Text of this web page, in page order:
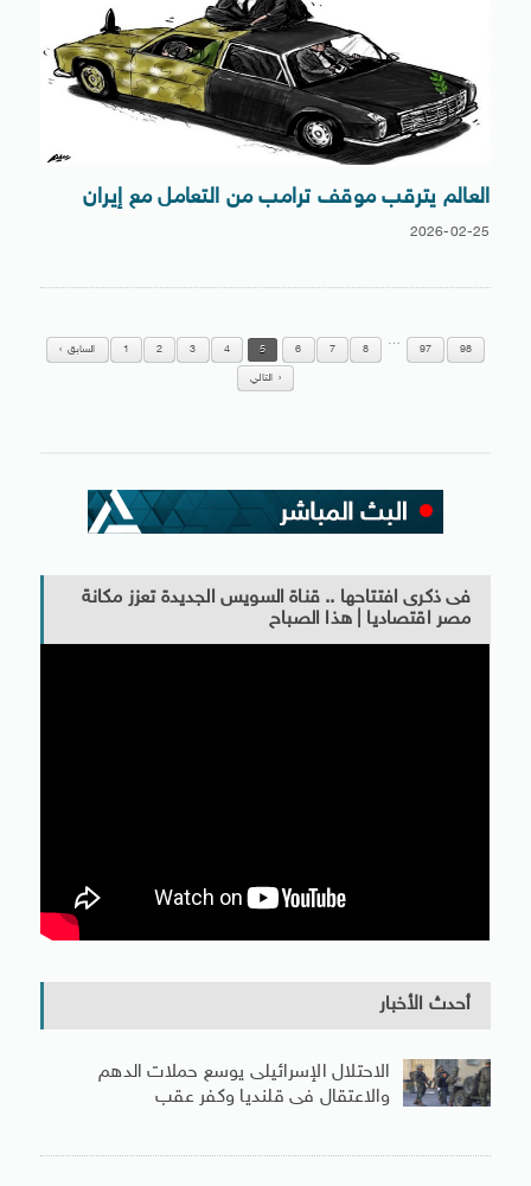
العالم يترقب موقف ترامب من التعامل مع إيران
2026-02-25
السابق 1 2 3 4 5 6 7 8
…
97 98
التالي
فى ذكرى افتتاحها .. قناة السويس الجديدة تعزز مكانة
مصر اقتصاديا | هذا الصباح
أحدث الأخبار
الاحتلال الإسرائيلى يوسع حملات الدهم
والاعتقال فى قلنديا وكفر عقب